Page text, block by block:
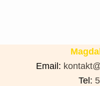
Email:
Tel: